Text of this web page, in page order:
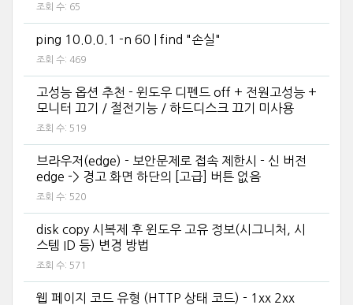
조회 수: 65
ping 10.0.0.1 -n 60 | find "손실"
조회 수: 469
고성능 옵션 추천 - 윈도우 디펜드 off + 전원고성능 +
모니터 끄기 / 절전기능 / 하드디스크 끄기 미사용
조회 수: 519
브라우저(edge) - 보안문제로 접속 제한시 - 신 버전
edge -> 경고 화면 하단의 [고급] 버튼 없음
조회 수: 520
disk copy 시복제 후 윈도우 고유 정보(시그니처, 시
스템 ID 등) 변경 방법
조회 수: 571
웹 페이지 코드 유형 (HTTP 상태 코드) - 1xx 2xx